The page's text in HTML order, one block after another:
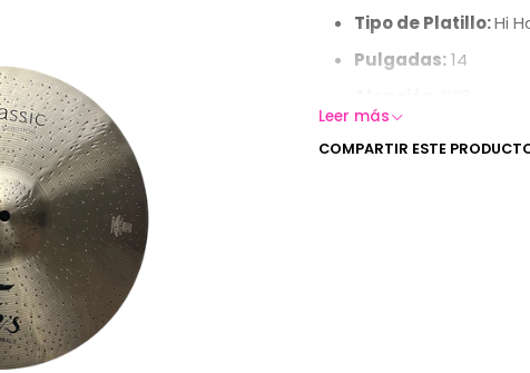
Tipo de Platillo:Hi
Pulgadas:14
Leer más
COMPARTIR ESTE